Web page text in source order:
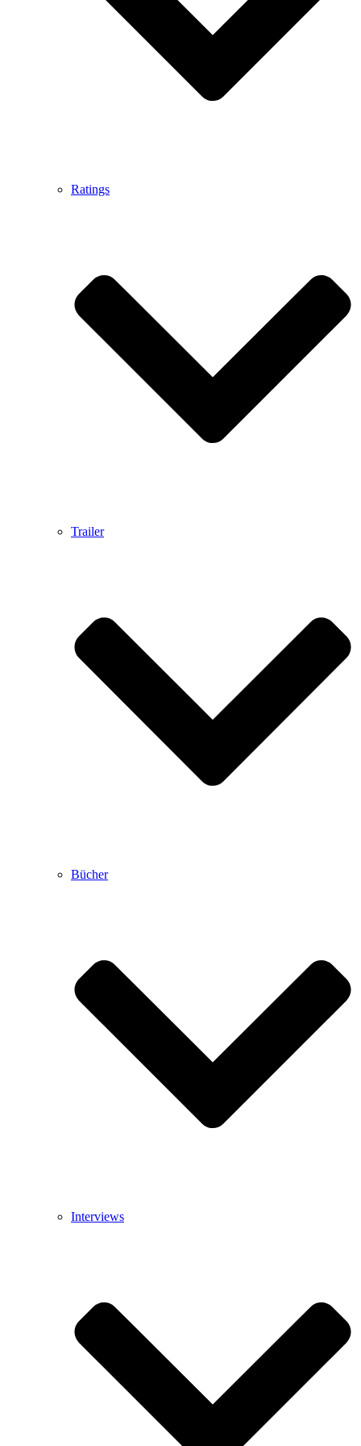
Ratings
Trailer
Bücher
Interviews